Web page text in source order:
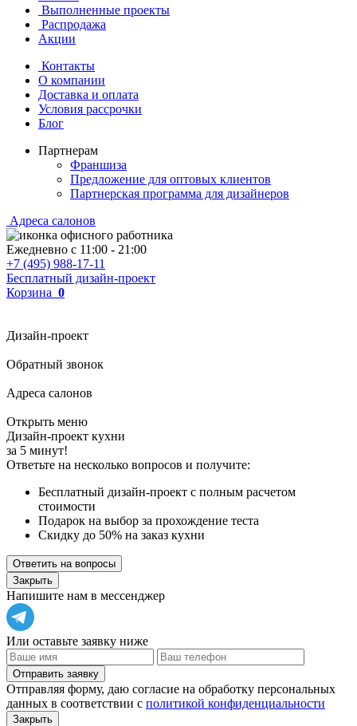
Выполненные проекты
Распродажа
Акции
Контакты
О компании
Доставка и оплата
Условия рассрочки
Блог
Партнерам
Франшиза
Предложение для оптовых клиентов
Партнерская программа для дизайнеров
Адреса салонов
Ежедневно с 11:00 - 21:00
+7 (495) 988-17-11
Бесплатный дизайн-проект
Корзина 0
Дизайн-проект
Обратный звонок
Адреса салонов
Открыть меню
Дизайн-проект кухни
за 5 минут!
Ответьте на несколько вопросов и получите:
Бесплатный дизайн-проект с полным расчетом
стоимости
Подарок на выбор за прохождение теста
Скидку до 50% на заказ кухни
Ответить на вопросы
Закрыть
Напишите нам в мессенджер
Или оставьте заявку ниже
Отправить заявку
Отправляя форму, даю согласие на обработку персональных
данных в соответствии с политикой конфиденциальности
Закрыть